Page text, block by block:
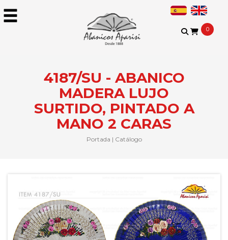
0
4187/SU - ABANICO
MADERA LUJO
SURTIDO, PINTADO A
MANO 2 CARAS
Portada | Catálogo